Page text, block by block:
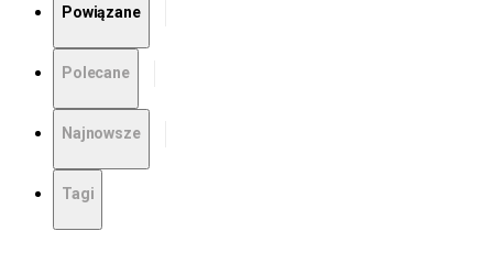
Powiązane
Polecane
Najnowsze
Tagi